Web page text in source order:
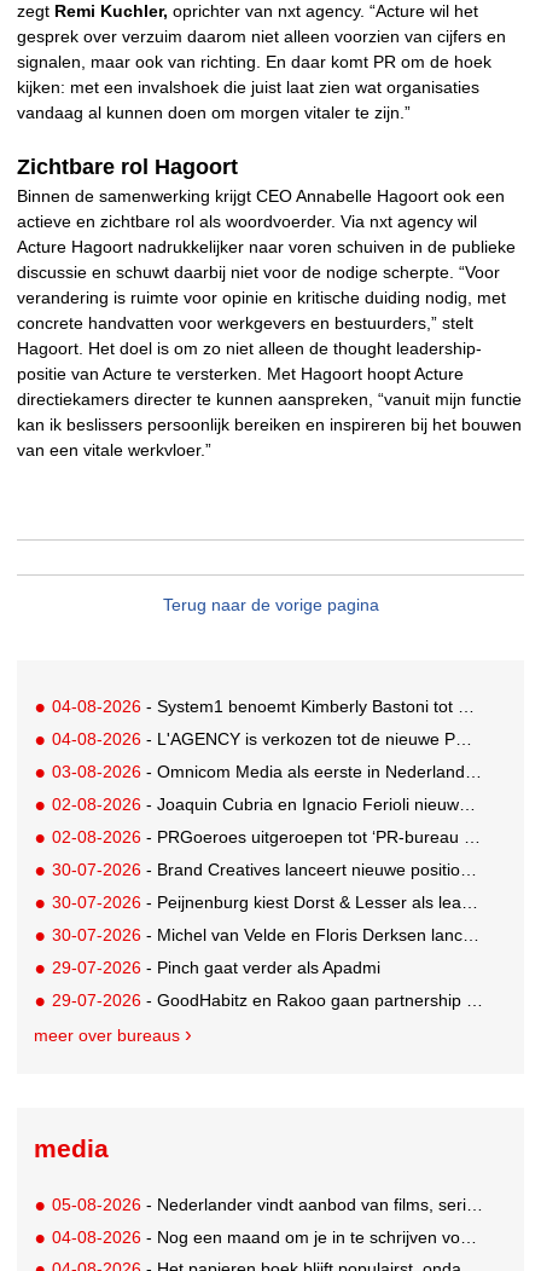
zegt Remi Kuchler, oprichter van nxt agency. “Acture wil het
gesprek over verzuim daarom niet alleen voorzien van cijfers en
signalen, maar ook van richting. En daar komt PR om de hoek
kijken: met een invalshoek die juist laat zien wat organisaties
vandaag al kunnen doen om morgen vitaler te zijn.”
Zichtbare rol Hagoort
Binnen de samenwerking krijgt CEO Annabelle Hagoort ook een
actieve en zichtbare rol als woordvoerder. Via nxt agency wil
Acture Hagoort nadrukkelijker naar voren schuiven in de publieke
discussie en schuwt daarbij niet voor de nodige scherpte. “Voor
verandering is ruimte voor opinie en kritische duiding nodig, met
concrete handvatten voor werkgevers en bestuurders,” stelt
Hagoort. Het doel is om zo niet alleen de thought leadership-
positie van Acture te versterken. Met Hagoort hoopt Acture
directiekamers directer te kunnen aanspreken, “vanuit mijn functie
kan ik beslissers persoonlijk bereiken en inspireren bij het bouwen
van een vitale werkvloer.”
Terug naar de vorige pagina
04-08-2026 - System1 benoemt Kimberly Bastoni tot Gobal Chief Commercial Officer
04-08-2026 - L'AGENCY is verkozen tot de nieuwe PR-partner van KoRo
03-08-2026 - Omnicom Media als eerste in Nederland actief met advertenties in ChatGPT
02-08-2026 - Joaquin Cubria en Ignacio Ferioli nieuwe Global CCO’s GUT, Renata Neumann Global Head of Production
02-08-2026 - PRGoeroes uitgeroepen tot ‘PR-bureau van het jaar 2026’
30-07-2026 - Brand Creatives lanceert nieuwe positionering: Create to Celebrate
30-07-2026 - Peijnenburg kiest Dorst & Lesser als lead social agency
30-07-2026 - Michel van Velde en Floris Derksen lanceren I.C.Y. group: drie specialistische bureaus, één visie op groei
29-07-2026 - Pinch gaat verder als Apadmi
29-07-2026 - GoodHabitz en Rakoo gaan partnership aan voor geïntegreerde talentontwikkeling
meer over bureaus
media
05-08-2026 - Nederlander vindt aanbod van films, series en sport vaak versnipperd
04-08-2026 - Nog een maand om je in te schrijven voor de Mercurs 2026